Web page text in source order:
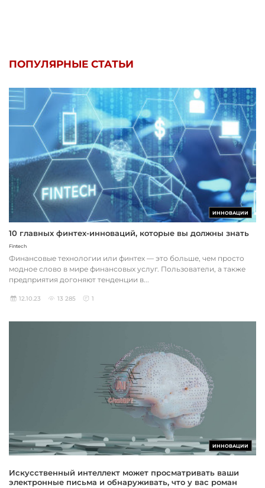
ПОПУЛЯРНЫЕ СТАТЬИ
ИННОВАЦИИ
10 главных финтех-инноваций, которые вы должны знать
Fintech
Финансовые технологии или финтех — это больше, чем просто
модное слово в мире финансовых услуг. Пользователи, а также
предприятия догоняют тенденции в...
12.10.23 13 285 1
ИННОВАЦИИ
Искусственный интеллект может просматривать ваши
электронные письма и обнаруживать, что у вас роман